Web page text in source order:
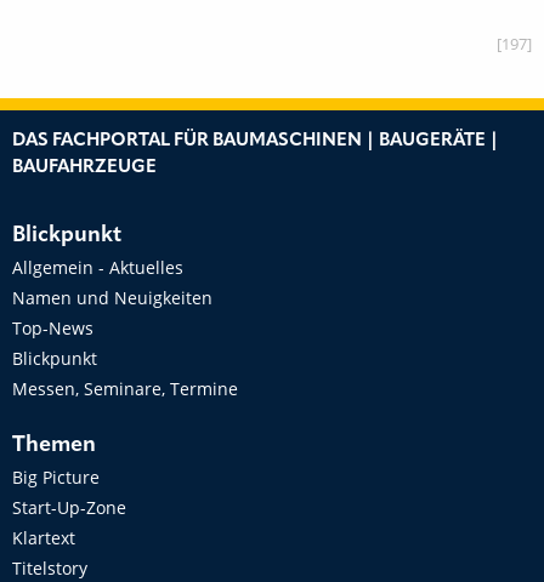
[197]
DAS FACHPORTAL FÜR BAUMASCHINEN | BAUGERÄTE |
BAUFAHRZEUGE
Blickpunkt
Allgemein - Aktuelles
Namen und Neuigkeiten
Top-News
Blickpunkt
Messen, Seminare, Termine
Themen
Big Picture
Start-Up-Zone
Klartext
Titelstory